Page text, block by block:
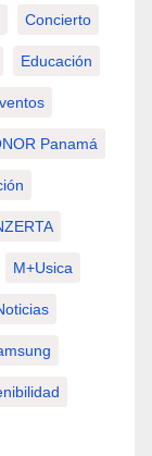
Concierto
Educación
Panamá
M+usica